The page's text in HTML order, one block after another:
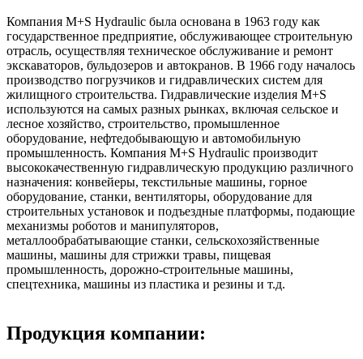
Компания M+S Hydraulic была основана в 1963 году как
государственное предприятие, обслуживающее строительную
отрасль, осуществляя техническое обслуживание и ремонт
экскаваторов, бульдозеров и автокранов. В 1966 году началось
производство погрузчиков и гидравлических систем для
жилищного строительства. Гидравлические изделия M+S
используются на самых разных рынках, включая сельское и
лесное хозяйство, строительство, промышленное
оборудование, нефтедобывающую и автомобильную
промышленность. Компания M+S Hydraulic производит
высококачественную гидравлическую продукцию различного
назначения: конвейеры, текстильные машины, горное
оборудование, станки, вентиляторы, оборудование для
строительных установок и подъездные платформы, подающие
механизмы роботов и манипуляторов,
металлообрабатывающие станки, сельскохозяйственные
машины, машины для стрижки травы, пищевая
промышленность, дорожно-строительные машины,
спецтехника, машины из пластика и резины и т.д.
Продукция компании: